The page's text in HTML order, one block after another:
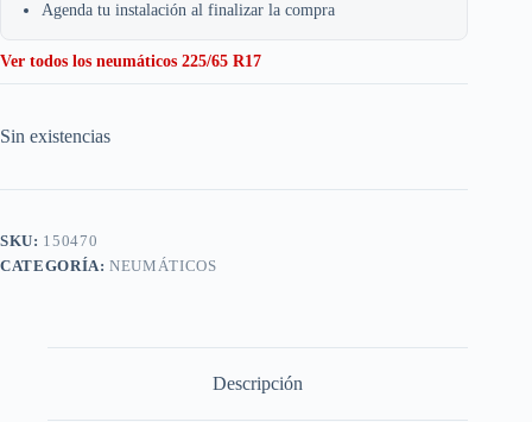
Agenda tu instalación al finalizar la compra
Ver todos los neumáticos 225/65 R17
Sin existencias
SKU: 150470
CATEGORÍA:NEUMÁTICOS
Descripción